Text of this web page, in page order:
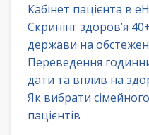
Кабінет пацієнта в
Скринінг здоров’я
держави на
Переведення
дати та вплив на
Як вибрати
пацієнтів